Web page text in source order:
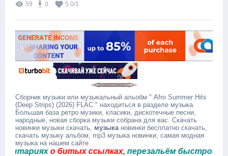
59
0 5.0/1
Сборник музыки или музыкальный альобм " Afro Summer Hits
(Deep Strips) (2026) FLAC " находиться в разделе музыка.
Большая база ретро музики, класики, дискотечные песни,
народные, новая сборка музыки собрана для вас. Скачать
новинки музыки скачать, музыкановинки бесплатно скачать,
скачать музыку альбом, mp3 музыка новинки, самая модная
музыка на нашем сайте
о битых ссылках,перезальём быстро.